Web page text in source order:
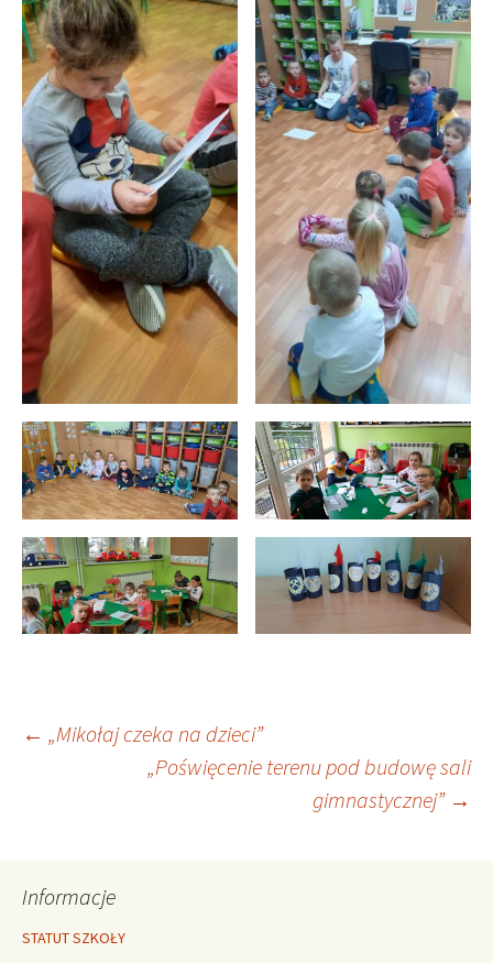
Nawigacja
← „Mikołaj czeka na dzieci”
„Poświęcenie terenu pod budowę sali
gimnastycznej” →
Informacje
STATUT SZKOŁY